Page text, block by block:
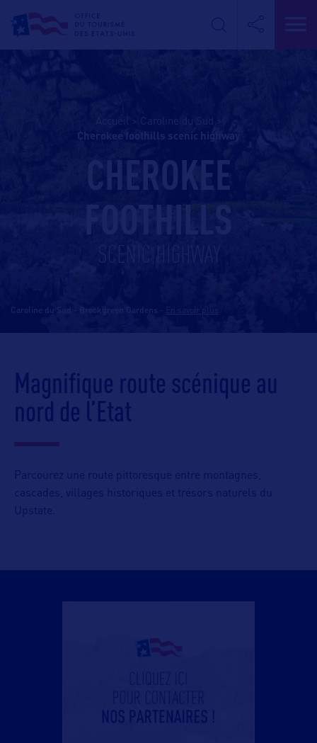
Accueil Caroline du Sud
cherokee foothills scenic highway
CHEROKEE
FOOTHILLS
SCENIC HIGHWAY
Caroline du Sud - Brookgreen Gardens
Magnifique route scénique au
nord de l’Etat
Parcourez une route pittoresque entre montagnes,
cascades, villages historiques et trésors naturels du
Upstate.